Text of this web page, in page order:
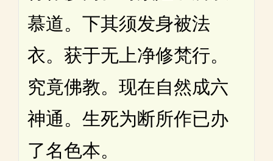
慕道。下其须发身被法
衣。获于无上净修梵行。
究竟佛教。现在自然成六
神通。生死为断所作已办
了名色本。